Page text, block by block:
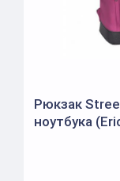
Рюкзак
ноутбука